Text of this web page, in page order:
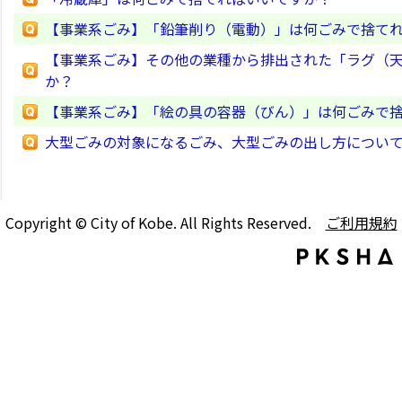
【事業系ごみ】「鉛筆削り（電動）」は何ごみで捨て
【事業系ごみ】その他の業種から排出された「ラグ
か？
【事業系ごみ】「絵の具の容器（びん）」は何ごみで
大型ごみの対象になるごみ、大型ごみの出し方につい
Copyright © City of Kobe. All Rights Reserved. ご利用規約